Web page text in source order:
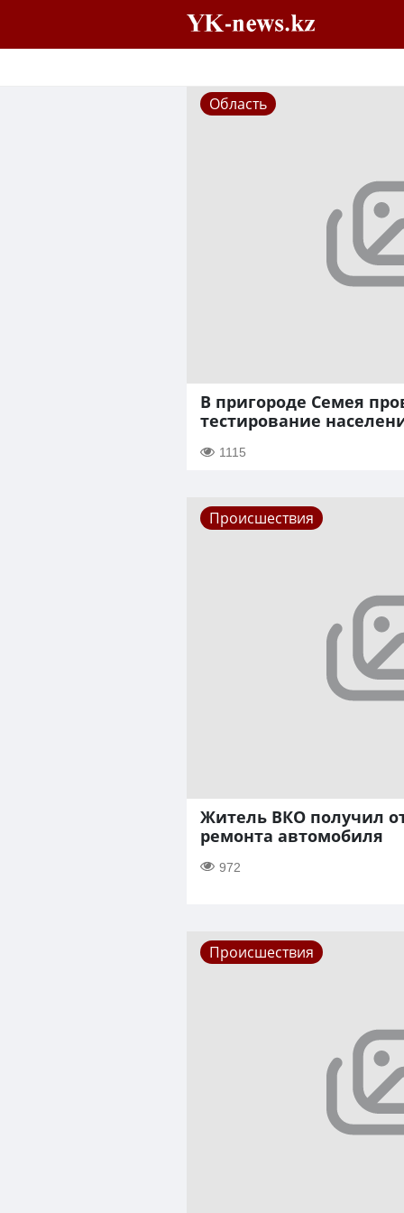
Область
В пригороде Семея
тестирование
1115
Происшествия
Житель ВКО получил
ремонта автомобиля
972
Происшествия